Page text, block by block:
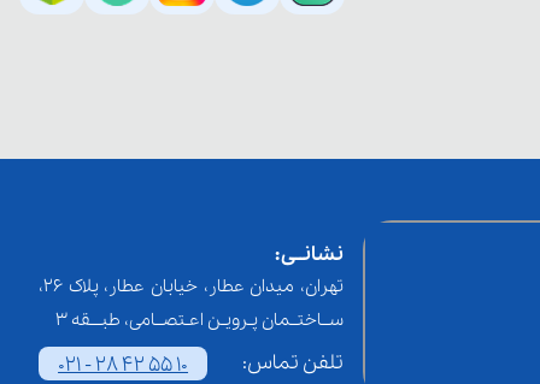
نشانــی:
تهران، میدان عطار، خیابان عطار، پلاک 26،
ســاختــمان پـرویـن اعـتصــامی، طبـــقه 3
تلفن تماس: 021 - 28 42 55 10